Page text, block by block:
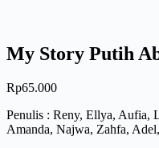
My Story Putih
Rp65.000
Penulis : Reny, Ellya, Aufia,
Amanda, Najwa, Zahfa,